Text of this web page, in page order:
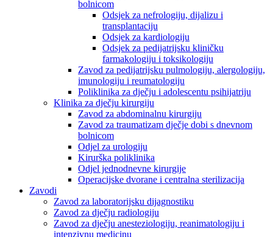
bolnicom
Odsjek za nefrologiju, dijalizu i
transplantaciju
Odsjek za kardiologiju
Odsjek za pedijatrijsku kliničku
farmakologiju i toksikologiju
Zavod za pedijatrijsku pulmologiju, alergologiju,
imunologiju i reumatologiju
Poliklinika za dječju i adolescentu psihijatriju
Klinika za dječju kirurgiju
Zavod za abdominalnu kirurgiju
Zavod za traumatizam dječje dobi s dnevnom
bolnicom
Odjel za urologiju
Kirurška poliklinika
Odjel jednodnevne kirurgije
Operacijske dvorane i centralna sterilizacija
Zavodi
Zavod za laboratorijsku dijagnostiku
Zavod za dječju radiologiju
Zavod za dječju anesteziologiju, reanimatologiju i
intenzivnu medicinu